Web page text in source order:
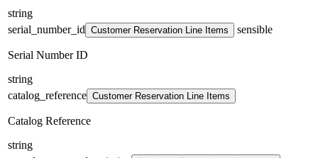
string
serial_number_id Customer Reservation Line Items sensible
Serial Number ID
string
catalog_reference Customer Reservation Line Items
Catalog Reference
string